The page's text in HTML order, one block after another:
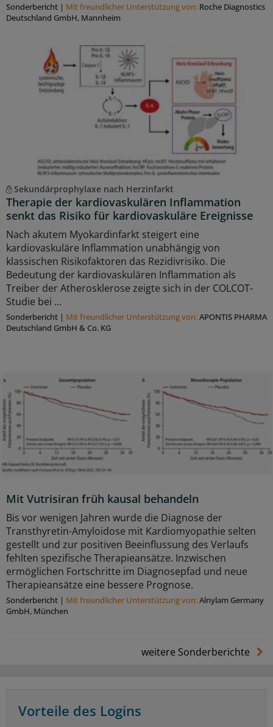
Sonderbericht | Mit freundlicher Unterstützung von: Roche Diagnostics
Deutschland GmbH, Mannheim
Sekundärprophylaxe nach Herzinfarkt
Therapie der kardiovaskulären Inflammation
senkt das Risiko für kardiovaskuläre Ereignisse
Nach akutem Myokardinfarkt steigert eine
kardiovaskuläre Inflammation unabhängig von
klassischen Risikofaktoren das Rezidivrisiko. Die
Bedeutung der kardiovaskulären Inflammation als
Treiber der Atherosklerose zeigte sich in der COLCOT-
Studie bei ...
Sonderbericht | Mit freundlicher Unterstützung von:APONTIS PHARMA
Deutschland GmbH & Co. KG
Mit Vutrisiran früh kausal behandeln
Bis vor wenigen Jahren wurde die Diagnose der
Transthyretin-Amyloidose mit Kardiomyopathie selten
gestellt und zur positiven Beeinflussung des Verlaufs
fehlten spezifische Therapieansätze. Inzwischen
ermöglichen Fortschritte im Diagnosepfad und neue
Therapieansätze eine bessere Prognose.
Sonderbericht | Mit freundlicher Unterstützung von:Alnylam Germany
GmbH, München
weitere Sonderberichte
Vorteile des Logins